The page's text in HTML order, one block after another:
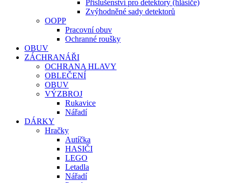
Příslušenství pro detektory (hlásiče)
Zvýhodněné sady detektorů
OOPP
Pracovní obuv
Ochranné roušky
OBUV
ZÁCHRANÁŘI
OCHRANA HLAVY
OBLEČENÍ
OBUV
VÝZBROJ
Rukavice
Nářadí
DÁRKY
Hračky
Autíčka
HASIČI
LEGO
Letadla
Nářadí